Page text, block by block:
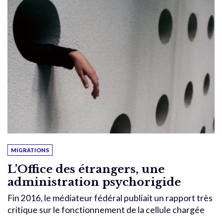
MIGRATIONS
L’Office des étrangers, une
administration psychorigide
Fin 2016, le médiateur fédéral publiait un rapport très
critique sur le fonctionnement de la cellule chargée